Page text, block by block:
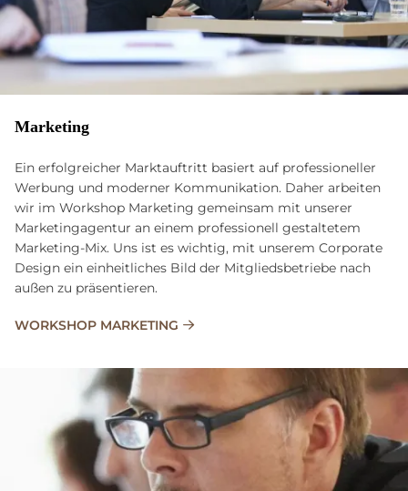
Marketing
Ein erfolgreicher Marktauftritt basiert auf professioneller
Werbung und moderner Kommunikation. Daher arbeiten
wir im Workshop Marketing gemeinsam mit unserer
Marketingagentur an einem professionell gestaltetem
Marketing-Mix. Uns ist es wichtig, mit unserem Corporate
Design ein einheitliches Bild der Mitgliedsbetriebe nach
außen zu präsentieren.
WORKSHOP MARKETING